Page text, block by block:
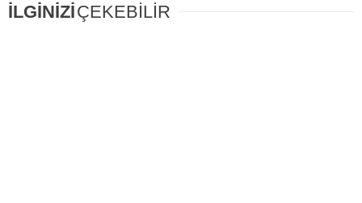
İLGİNİZİÇEKEBİLİR